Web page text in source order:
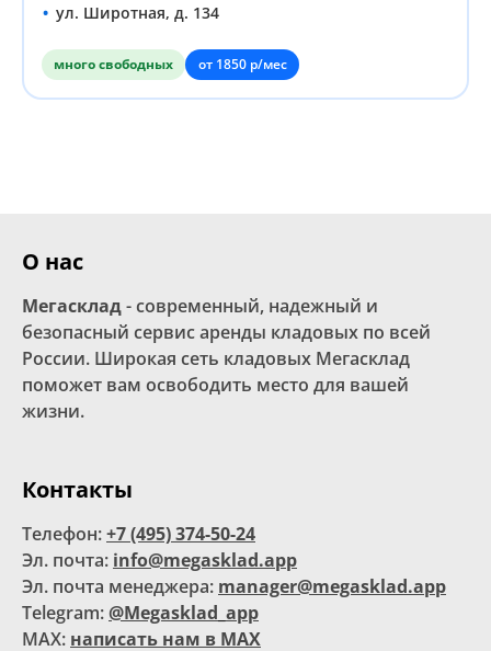
ул. Широтная, д. 134
много свободных от 1850 р/мес
О нас
Мегасклад- современный, надежный и
безопасный сервис аренды кладовых по всей
России. Широкая сеть кладовых Мегасклад
поможет вам освободить место для вашей
жизни.
Контакты
Телефон:+7 (495) 374-50-24
Эл. почта: info@megasklad.app
Эл. почта менеджера: manager@megasklad.app
Telegram:@Megasklad_app
MAX: написать нам в MAX